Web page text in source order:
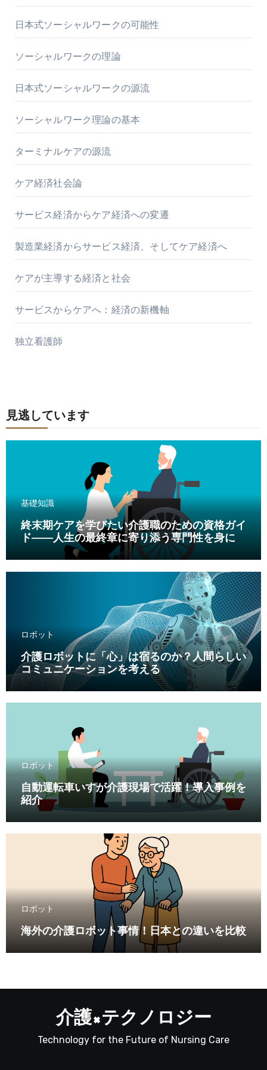
日本式ソーシャルワークの可能性
ソーシャルワークの理論
日本式ソーシャルワークの源流
ソーシャルワーク理論の基本
ターミナルケアの源流
ケア経済社会論
サービス経済からケア経済への変遷
製造業経済からサービス経済、そしてケア経済へ
ケアが主導する経済と社会
サービスからケアへ：経済の新機軸
独立看護師
見逃しています
基礎知識
終末期ケアを学びたい介護職のための資格ガイ
ド――人生の最終章に寄り添う専門性を身につ
ロボット
介護ロボットに「心」は宿るのか？人間らしい
コミュニケーションを考える
ロボット
自動運転車いすが介護現場で活躍！導入事例を
紹介
ロボット
海外の介護ロボット事情！日本との違いを比較
介護×テクノロジー
Technology for the Future of Nursing Care